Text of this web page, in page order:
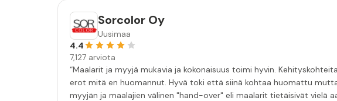
Sorcolor Oy
Uusimaa
4.4
7,127 arviota
“Maalarit ja myyjä mukavia ja kokonaisuus toimi hyvin.
erot mitä en huomannut. Hyvä toki että siinä kohtaa huomattu
myyjän ja maalajien välinen "hand-over" eli maalarit tietäisivät vielä